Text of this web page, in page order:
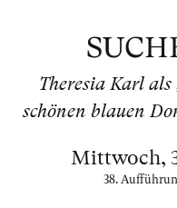
Theresia Karl
schönen blauen
Mittwoch,
38.